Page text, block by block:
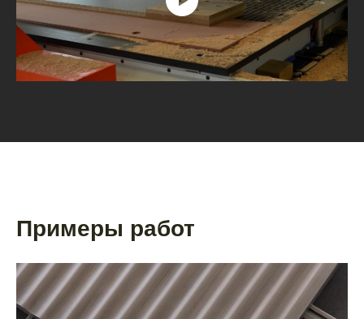
Примеры работ